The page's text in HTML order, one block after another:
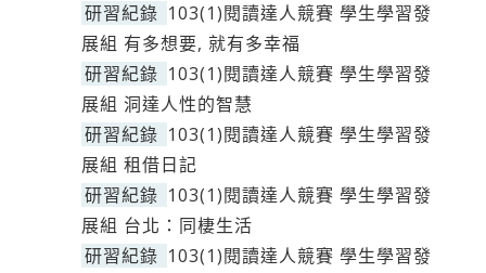
研習紀錄 103(1)閱讀達人競賽 學生學習發
展組 有多想要, 就有多幸福
研習紀錄 103(1)閱讀達人競賽 學生學習發
展組 洞達人性的智慧
研習紀錄 103(1)閱讀達人競賽 學生學習發
展組 租借日記
研習紀錄 103(1)閱讀達人競賽 學生學習發
展組 台北：同棲生活
研習紀錄 103(1)閱讀達人競賽 學生學習發